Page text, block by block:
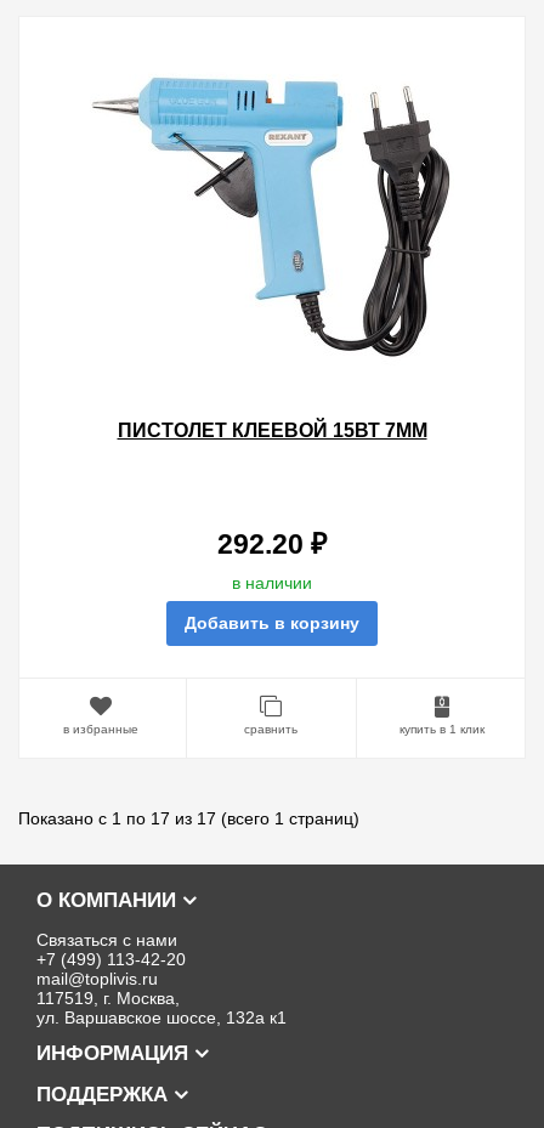
ПИСТОЛЕТ КЛЕЕВОЙ 15ВТ 7ММ
292.20 ₽
в наличии
Добавить в корзину
в избранные сравнить купить в 1 клик
Показано с 1 по 17 из 17 (всего 1 страниц)
О КОМПАНИИ
Связаться с нами
+7 (499) 113-42-20
mail@toplivis.ru
117519, г. Москва,
ул. Варшавское шоссе, 132а к1
ИНФОРМАЦИЯ
ПОДДЕРЖКА